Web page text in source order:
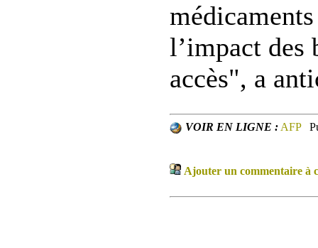
l’impact des
accès", a
VOIR EN LIGNE : AFP
Ajouter un commentaire à